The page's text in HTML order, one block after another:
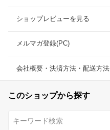
ショップレビューを見る
メルマガ登録(PC)
会社概要・決済方法・配送方法
このショップから探す